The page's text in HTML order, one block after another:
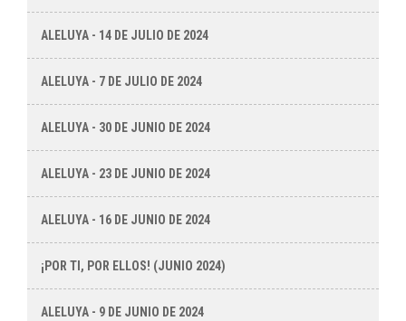
ALELUYA - 14 DE JULIO DE 2024
ALELUYA - 7 DE JULIO DE 2024
ALELUYA - 30 DE JUNIO DE 2024
ALELUYA - 23 DE JUNIO DE 2024
ALELUYA - 16 DE JUNIO DE 2024
¡POR TI, POR ELLOS! (JUNIO 2024)
ALELUYA - 9 DE JUNIO DE 2024